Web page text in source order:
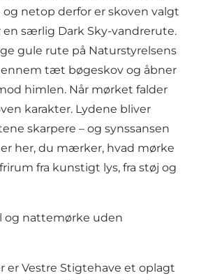
og netop derfor er skoven valgt
en særlig Dark Sky-vandrerute.
gule rute på Naturstyrelsens
tæt bøgeskov og åbner
himlen. Når mørket falder
karakter. Lydene bliver
skarpere – og synssansen
her, du mærker, hvad mørke
fra kunstigt lys, fra støj og
og nattemørke uden
er Vestre Stigtehave et oplagt